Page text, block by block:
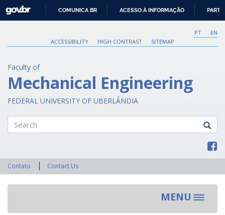
O
CONTEÚDO
GOVBR
COMUNICA BR ACESSO À INFORMAÇÃO
PT
EN
ACCESSIBILITY
HIGH CONTRAST SITEMAP
Faculty of
Mechanical Engineering
FEDERAL UNIVERSITY OF UBERLÂNDIA
Contato Contact Us
MENU
Toggle